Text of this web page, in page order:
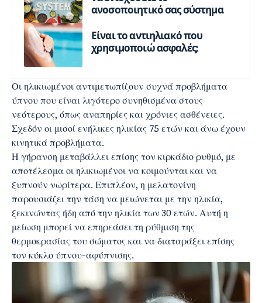
ανοσοποιητικό σας σύστημα
Είναι το αντιηλιακό που
χρησιμοποιώ ασφαλές;
Οι ηλικιωμένοι αντιμετωπίζουν συχνά προβλήματα
ύπνου που είναι λιγότερο συνηθισμένα στους
νεότερους, όπως αναπηρίες και χρόνιες ασθένειες.
Σχεδόν οι μισοί ενήλικες ηλικίας 75 ετών και άνω έχουν
κινητικά προβλήματα.
Η γήρανση μεταβάλλει επίσης τον κιρκάδιο ρυθμό, με
αποτέλεσμα οι ηλικιωμένοι να κοιμούνται και να
ξυπνούν νωρίτερα. Επιπλέον, η μελατονίνη
παρουσιάζει την τάση να μειώνεται με την ηλικία,
ξεκινώντας ήδη από την ηλικία των 30 ετών. Αυτή η
μείωση μπορεί να επηρεάσει τη ρύθμιση της
θερμοκρασίας του σώματος και να διαταράξει επίσης
τον κύκλο ύπνου-αφύπνισης.